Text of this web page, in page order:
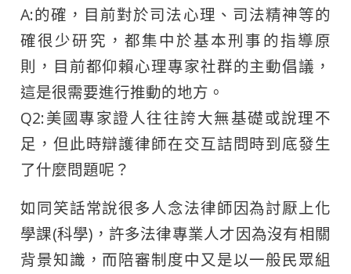
A:的確，目前對於司法心理、司法精神等的
確很少研究，都集中於基本刑事的指導原
則，目前都仰賴心理專家社群的主動倡議，
這是很需要進行推動的地方。
Q2:美國專家證人往往誇大無基礎或說理不
足，但此時辯護律師在交互詰問時到底發生
了什麼問題呢？
如同笑話常說很多人念法律師因為討厭上化
學課(科學)，許多法律專業人才因為沒有相關
背景知識，而陪審制度中又是以一般民眾組